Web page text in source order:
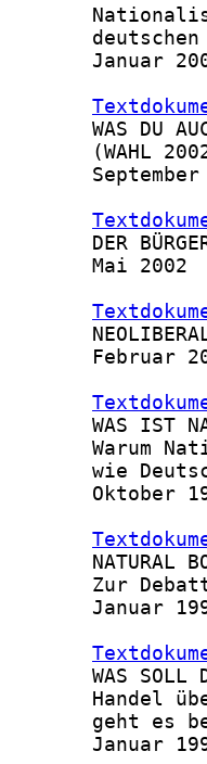
Januar
WAS DU
(WAHL
September
DER
       Mai 2002
Februar
WAS IST
Warum
wie
Oktober
NATURAL
Zur
Januar
WAS SOLL
Handel
geht es
Januar